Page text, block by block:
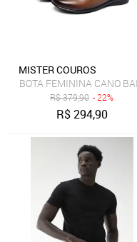
MISTER COUROS
R$379,90 - 22%
R$294,90